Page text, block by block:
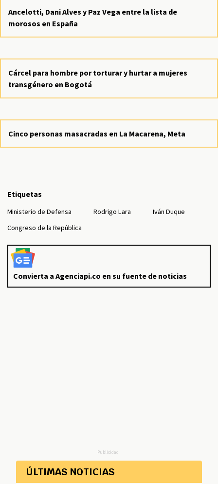
Ancelotti, Dani Alves y Paz Vega entre la lista de
morosos en España
Cárcel para hombre por torturar y hurtar a mujeres
transgénero en Bogotá
Cinco personas masacradas en La Macarena, Meta
Etiquetas
Ministerio de Defensa Rodrigo Lara
Iván Duque
Congreso de la República
Convierta a Agenciapi.co en su fuente de noticias
Publicidad
ÚLTIMAS NOTICIAS